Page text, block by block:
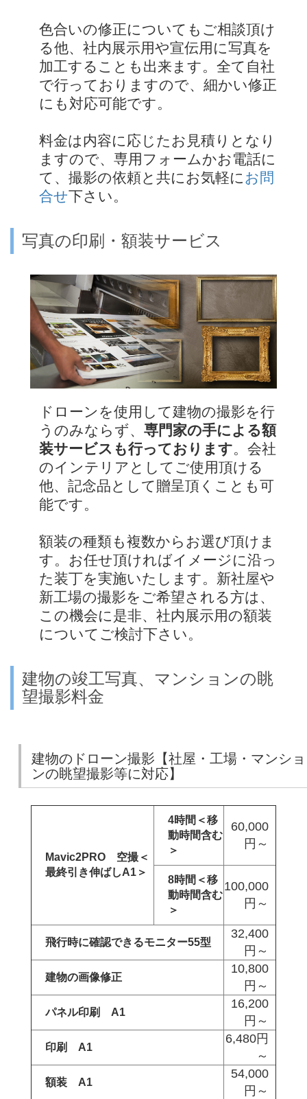
色合いの修正についてもご相談頂け
る他、社内展示用や宣伝用に写真を
加工することも出来ます。全て自社
で行っておりますので、細かい修正
にも対応可能です。
料金は内容に応じたお見積りとなり
ますので、専用フォームかお電話に
て、撮影の依頼と共にお気軽に お問
合せ下さい。
写真の印刷・額装サービス
ドローンを使用して建物の撮影を行
うのみならず、 専門家の手による額
装サービスも行っております。会社
のインテリアとしてご使用頂ける
他、記念品として贈呈頂くことも可
能です。
額装の種類も複数からお選び頂けま
す。お任せ頂ければイメージに沿っ
た装丁を実施いたします。新社屋や
新工場の撮影をご希望される方は、
この機会に是非、社内展示用の額装
についてご検討下さい。
建物の竣工写真、マンションの眺
望撮影料金
建物のドローン撮影【社屋・工場・マンショ
ンの眺望撮影等に対応】
Mavic2PRO 空撮＜
最終引き伸ばしA1＞
4時間＜移
動時間含む
＞
60,000
円～
8時間＜移
動時間含む
＞
100,000
円～
飛行時に確認できるモニター55型
32,400
円～
建物の画像修正
10,800
円～
パネル印刷 A1
16,200
円～
印刷 A1
6,480円
～
額装 A1
54,000
円～